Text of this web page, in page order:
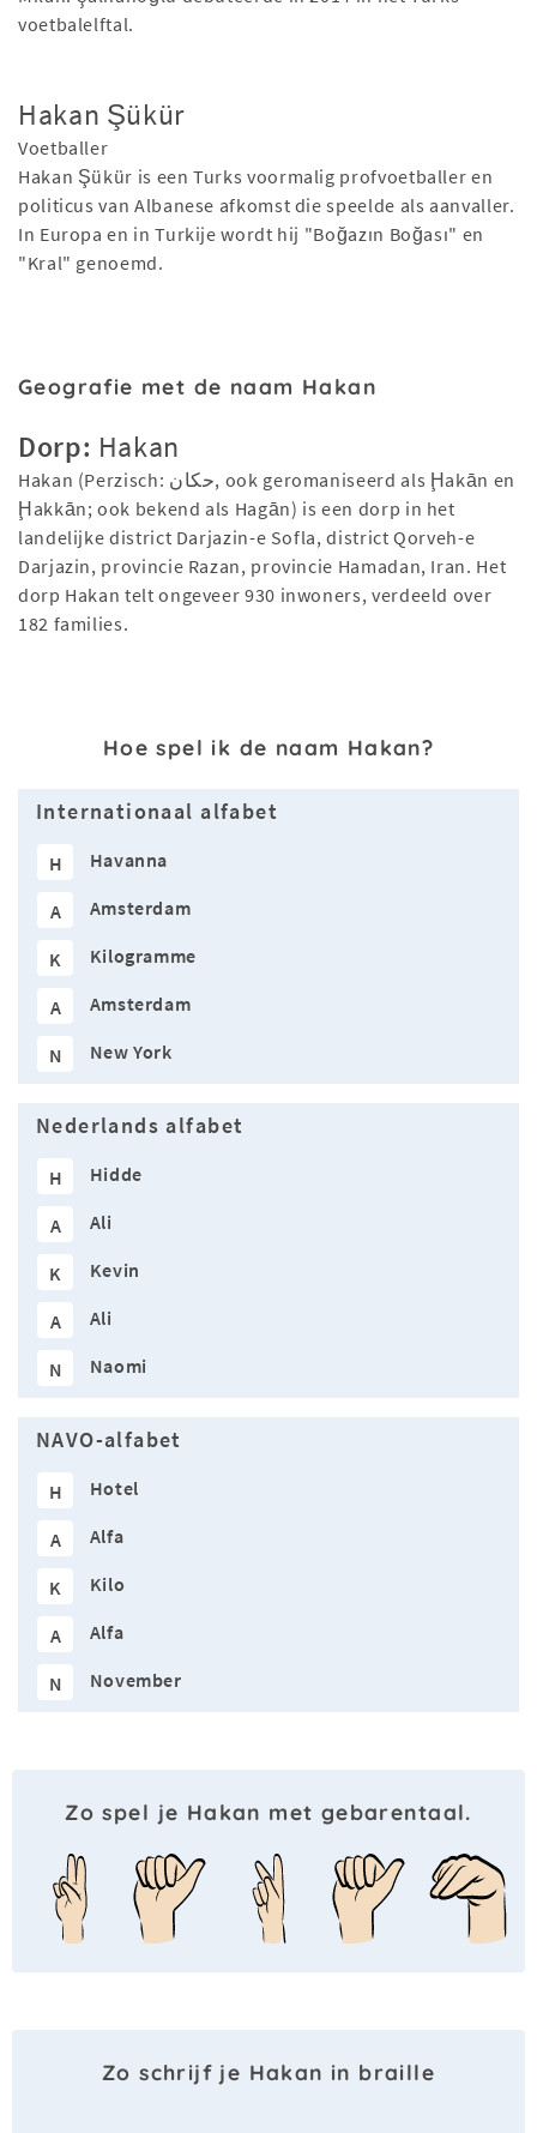
voetbalelftal.
Hakan Şükür
Voetballer
Hakan Şükür is een Turks voormalig profvoetballer en
politicus van Albanese afkomst die speelde als aanvaller.
In Europa en in Turkije wordt hij "Boğazın Boğası" en
"Kral" genoemd.
Geografie met de naam Hakan
Dorp: Hakan
Hakan (Perzisch: حكان, ook geromaniseerd als Ḩakān en
Ḩakkān; ook bekend als Hagān) is een dorp in het
landelijke district Darjazin-e Sofla, district Qorveh-e
Darjazin, provincie Razan, provincie Hamadan, Iran. Het
dorp Hakan telt ongeveer 930 inwoners, verdeeld over
182 families.
Hoe spel ik de naam Hakan?
Internationaal alfabet
H Havanna
A Amsterdam
K Kilogramme
A Amsterdam
N New York
Nederlands alfabet
H Hidde
A Ali
K Kevin
A Ali
N Naomi
NAVO-alfabet
H Hotel
A Alfa
K Kilo
A Alfa
N November
Zo spel je Hakan met gebarentaal.
Zo schrijf je Hakan in braille